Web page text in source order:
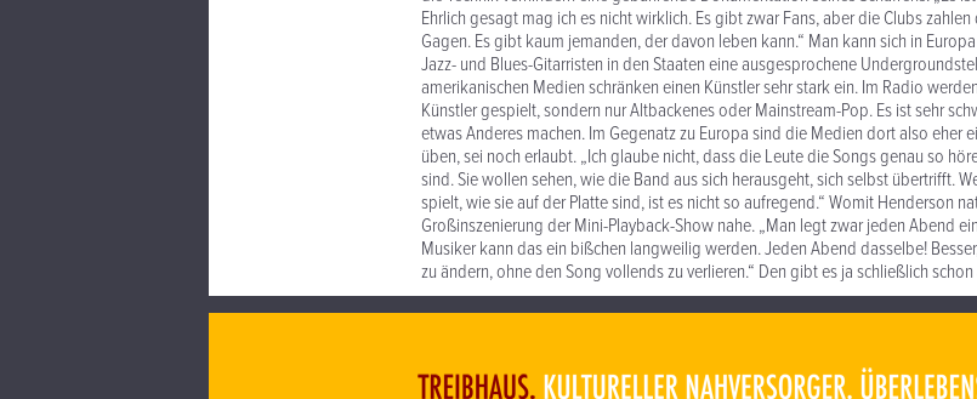
Ehrlich gesagt mag ich es nicht wirklich. Es gibt zwar Fans, aber die Clubs
Gagen. Es gibt kaum jemanden, der davon leben kann.“ Man kann sich in
Jazz- und Blues-Gitarristen in den Staaten eine ausgesprochene
amerikanischen Medien schränken einen Künstler sehr stark ein. Im Radio
Künstler gespielt, sondern nur Altbackenes oder Mainstream-Pop. Es ist sehr
etwas Anderes machen. Im Gegenatz zu Europa sind die Medien dort also eher
üben, sei noch erlaubt. „Ich glaube nicht, dass die Leute die Songs genau so
sind. Sie wollen sehen, wie die Band aus sich herausgeht, sich selbst übertrifft.
spielt, wie sie auf der Platte sind, ist es nicht so aufregend.“ Womit Henderson
Großinszenierung der Mini-Playback-Show nahe. „Man legt zwar jeden Abend
Musiker kann das ein bißchen langweilig werden. Jeden Abend dasselbe!
zu ändern, ohne den Song vollends zu verlieren.“ Den gibt es ja schließlich